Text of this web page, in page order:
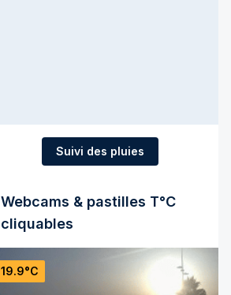
Suivi des pluies
Webcams & pastilles T°C
cliquables
19.9°C